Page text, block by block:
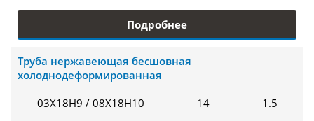
Подробнее
Труба нержавеющая бесшовная
холоднодеформированная
03Х18Н9 / 08Х18Н10
14 1.5